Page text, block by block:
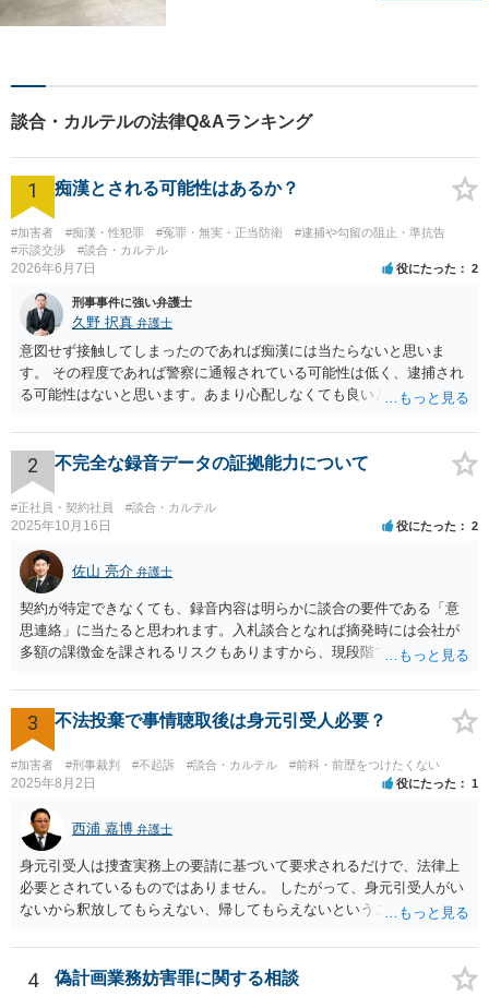
を目指します【相続問題】遺
産分割調停や審判もお任せく
ださい【東別院駅】
談合・カルテルの法律Q&Aランキング
1 痴漢とされる可能性はあるか？
#加害者 #痴漢・性犯罪 #冤罪・無実・正当防衛
#逮捕や勾留の阻止・準抗告
#示談交渉
#談合・カルテル
2026年6月7日 役にたった 2
刑事事件に強い弁護士
久野 択真 弁護士
意図せず接触してしまったのであれば痴漢には当たらないと思いま
す。 その程度であれば警察に通報されている可能性は低く、逮捕され
る可能性はないと思います。あまり心配しなくても良いと思います。
2 不完全な録音データの証拠能力について
#正社員・契約社員 #談合・カルテル
2025年10月16日 役にたった 2
佐山 亮介 弁護士
契約が特定できなくても、録音内容は明らかに談合の要件である「意
思連絡」に当たると思われます。入札談合となれば摘発時には会社が
多額の課徴金を課されるリスクもありますから、現段階で通報するこ
3 不法投棄で事情聴取後は身元引受人必要？
#加害者 #刑事裁判 #不起訴 #談合・カルテル #前科・前歴をつけたくない
2025年8月2日 役にたった 1
西浦 嘉博 弁護士
身元引受人は捜査実務上の要請に基づいて要求されるだけで、法律上
必要とされているものではありません。 したがって、身元引受人がい
ないから釈放してもらえない、帰してもらえないということはありま
縁関係にある人に身元を託し、身柄引受書に署名・押印をさせ、被疑
者の釈放後の社会生活に一定の監督機能が果たされ得ると考える形に
なります。 もし、頼める方がいるならば身元引受をお願いし、いない
4 偽計画業務妨害罪に関する相談